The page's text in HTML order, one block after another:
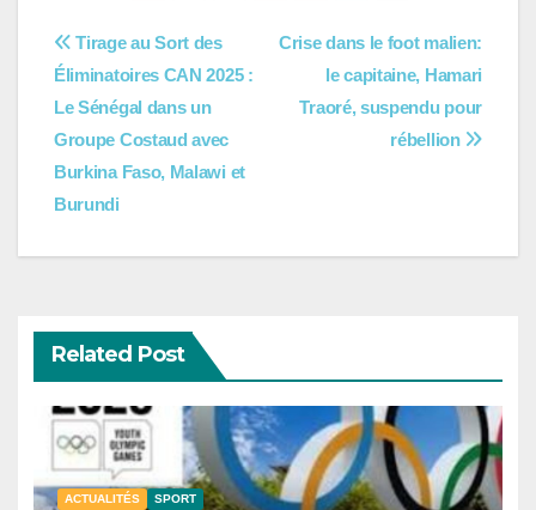
Navigation
de
l’article
Crise dans le foot malien:
le capitaine, Hamari
Traoré, suspendu pour
rébellion
Tirage au Sort des
Éliminatoires CAN 2025 :
Le Sénégal dans un
Groupe Costaud avec
Burkina Faso, Malawi et
Burundi
Related Post
ACTUALITÉS SPORT